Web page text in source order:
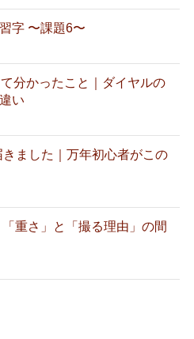
字 〜課題6〜
分かったこと｜ダイヤルの
い
ました｜万年初心者がこの
重さ」と「撮る理由」の間